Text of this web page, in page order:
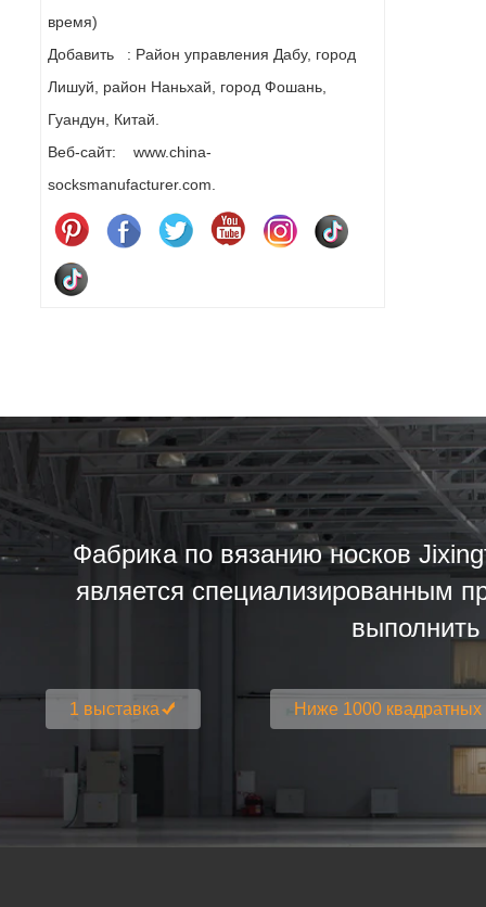
время)
Добавить : Район управления Дабу, город
Лишуй, район Наньхай, город Фошань,
Гуандун, Китай.
Веб-сайт: www.china-
socksmanufacturer.com.
Фабрика по вязанию носков
является специализированным
1 выставка Ниже 1000 квадратных